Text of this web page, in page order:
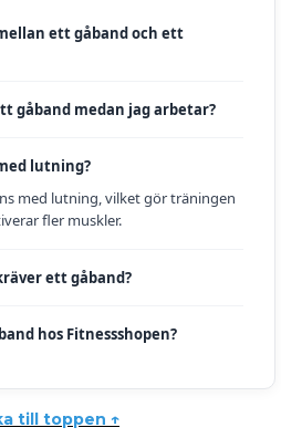
ett gåband och ett
gåband medan jag arbetar?
lutning?
med lutning, vilket gör träningen
fler muskler.
ett gåband?
hos Fitnessshopen?
till toppen ↑